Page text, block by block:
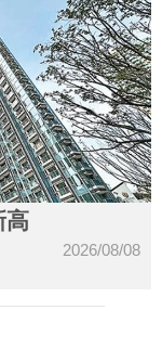
高
2026/08/08